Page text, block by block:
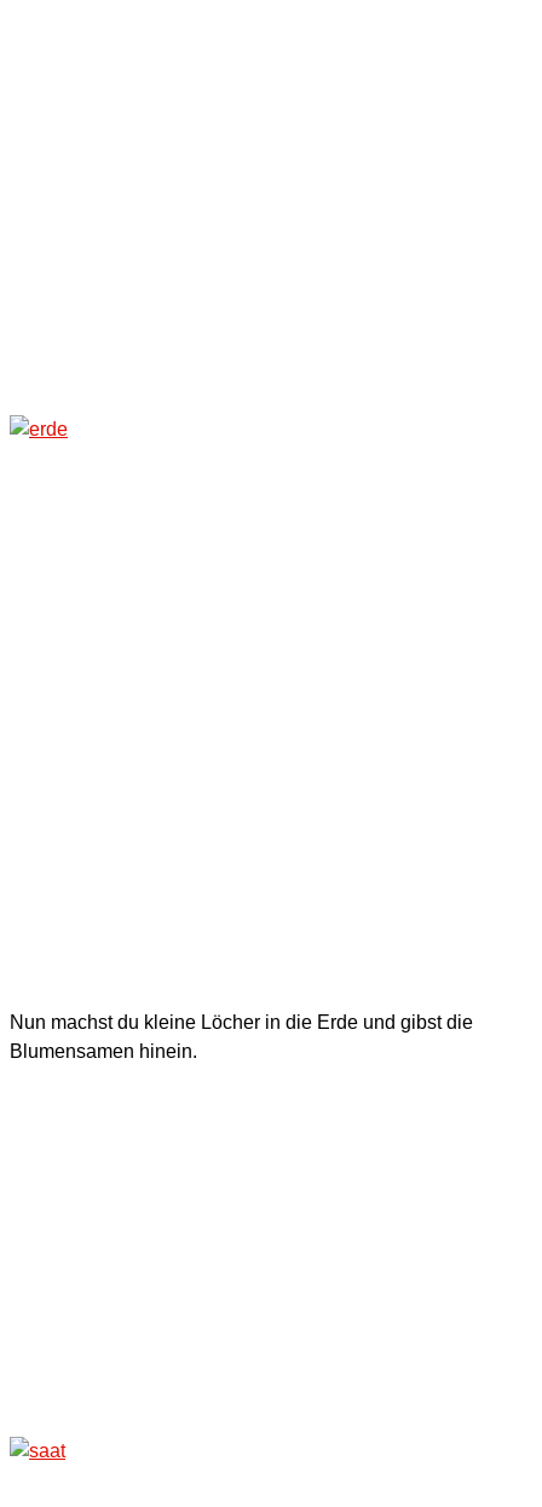
Nun machst du kleine Löcher in die Erde und gibst die
Blumensamen hinein.